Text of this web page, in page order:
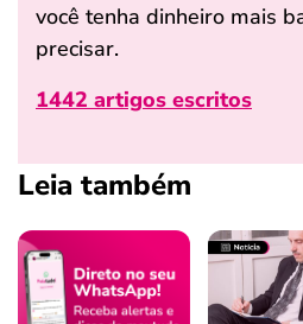
você tenha dinheiro mais
precisar.
1442 artigos escritos
Leia também